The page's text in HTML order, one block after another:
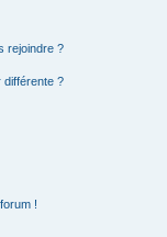
rejoindre ?
différente ?
!